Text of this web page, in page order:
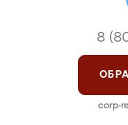
8
corp-